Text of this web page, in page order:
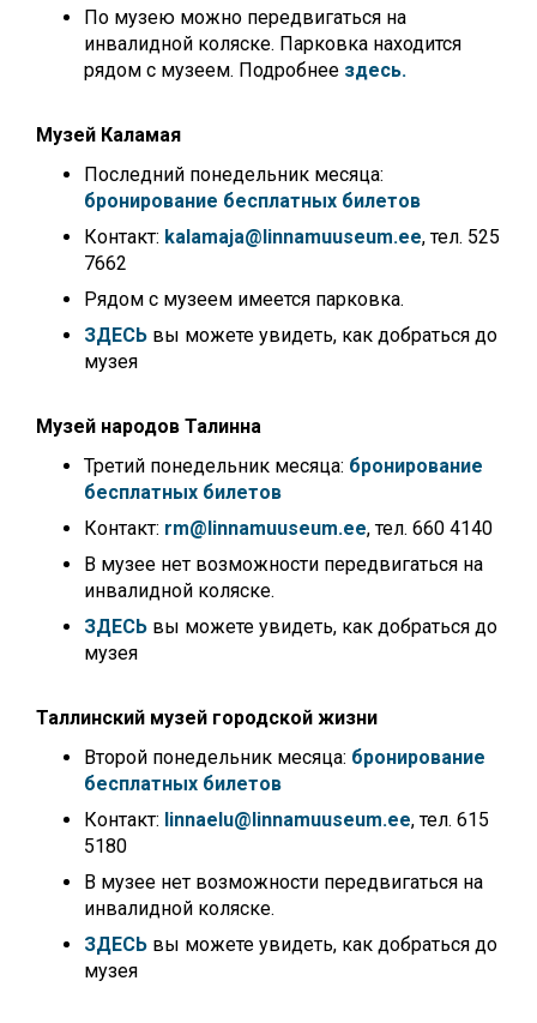
По музею можно передвигаться на
инвалидной коляске. Парковка находится
рядом с музеем. Подробнее здесь.
Музей Каламая
Последний понедельник месяца:
бронирование бесплатных билетов
Контакт: kalamaja@linnamuuseum.ee, тел. 525
7662
Рядом с музеем имеется парковка.
ЗДЕСЬ вы можете увидеть, как добраться до
музея
Музей народов Талинна
Третий понедельник месяца: бронирование
бесплатных билетов
Контакт: rm@linnamuuseum.ee, тел. 660 4140
В музее нет возможности передвигаться на
инвалидной коляске.
ЗДЕСЬ вы можете увидеть, как добраться до
музея
Таллинский музей городской жизни
Второй понедельник месяца: бронирование
бесплатных билетов
Контакт: linnaelu@linnamuuseum.ee, тел. 615
5180
В музее нет возможности передвигаться на
инвалидной коляске.
ЗДЕСЬ вы можете увидеть, как добраться до
музея